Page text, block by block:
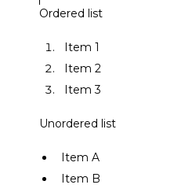
Ordered list
Item 1
Item 2
Item 3
Unordered list
Item A
Item B